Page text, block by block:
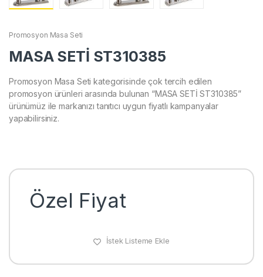
Promosyon Masa Seti
MASA SETİ ST310385
Promosyon Masa Seti kategorisinde çok tercih edilen
promosyon ürünleri arasında bulunan “MASA SETİ ST310385”
ürünümüz ile markanızı tanıtıcı uygun fiyatlı kampanyalar
yapabilirsiniz.
Özel Fiyat
İstek Listeme Ekle